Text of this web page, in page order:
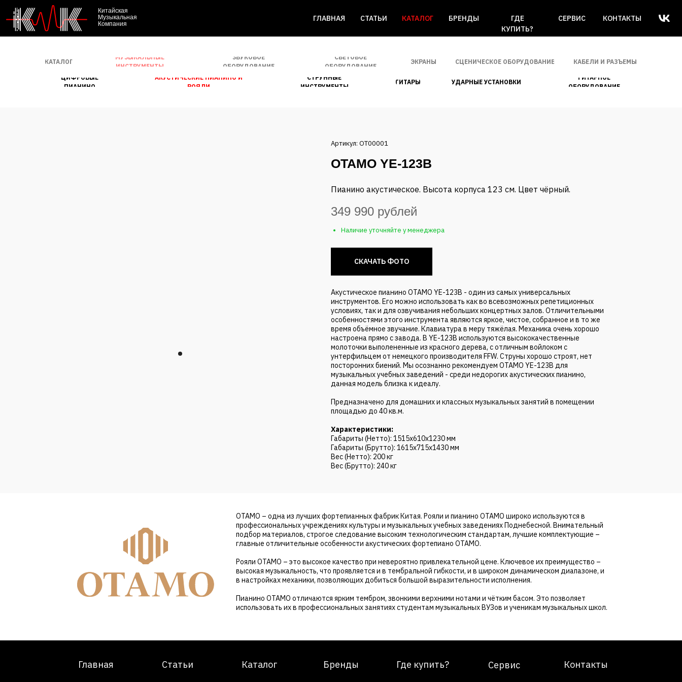
Китайская
Музыкальная
Компания
ГЛАВНАЯ СТАТЬИ КАТАЛОГ БРЕНДЫ СЕРВИС КОНТАКТЫ
ГДЕ
КУПИТЬ?
МУЗЫКАЛЬНЫЕ
ИНСТРУМЕНТЫ
ЗВУКОВОЕ
ОБОРУДОВАНИЕ
СВЕТОВОЕ
ОБОРУДОВАНИЕ
ЭКРАНЫ
КАТАЛОГ СЦЕНИЧЕСКОЕ ОБОРУДОВАНИЕ КАБЕЛИ И РАЗЪЕМЫ
АКУСТИЧЕСКИЕ ПИАНИНО И
РОЯЛИ
СТРУННЫЕ
ИНСТРУМЕНТЫ
ГИТАРЫ УДАРНЫЕ УСТАНОВКИ
ЦИФРОВЫЕ
ПИАНИНО
ГИТАРНОЕ
ОБОРУДОВАНИЕ
OTAMO YE-123B
Пианино акустическое. Высота корпуса 123 см. Цвет чёрный.
349 990 рублей
Акустическое пианино OTAMO YE-123B - один из самых универсальных
инструментов. Его можно использовать как во всевозможных репетиционных
условиях, так и для озвучивания небольших концертных залов. Отличительными
особенностями этого инструмента являются яркое, чистое, собранное и в то же
время объёмное звучание. Клавиатура в меру тяжёлая. Механика очень хорошо
настроена прямо с завода. В YE-123B используются высококачественные
молоточки выполененные из красного дерева, с отличным войлоком с
унтерфильцем от немецкого производителя FFW. Струны хорошо строят, нет
посторонних биений. Мы осознанно рекомендуем OTAMO YE-123B для
музыкальных учебных заведений - среди недорогих акустических пианино,
данная модель близка к идеалу.
Предназначено для домашних и классных музыкальных занятий в помещении
площадью до 40 кв.м.
Характеристики:
Габариты (Нетто): 1515х610х1230 мм
Габариты (Брутто): 1615х715х1430 мм
Вес (Нетто): 200 кг
Вес (Брутто): 240 кг
СКАЧАТЬ ФОТО
Наличие уточняйте у менеджера
Артикул: OT00001
OTAMO – одна из лучших фортепианных фабрик Китая. Рояли и пианино OTAMO широко используются в
профессиональных учреждениях культуры и музыкальных учебных заведениях Поднебесной. Внимательный
подбор материалов, строгое следование высоким технологическим стандартам, лучшие комплектующие –
главные отличительные особенности акустических фортепиано OTAMO.
Рояли OTAMO – это высокое качество при невероятно привлекательной цене. Ключевое их преимущество –
высокая музыкальность, что проявляется и в тембральной гибкости, и в широком динамическом диапазоне, и
в настройках механики, позволяющих добиться большой выразительности исполнения.
Пианино OTAMO отличаются ярким тембром, звонкими верхними нотами и чётким басом. Это позволяет
использовать их в профессиональных занятиях студентам музыкальных ВУЗов и ученикам музыкальных школ.
Контакты
Сервис
Где купить?
Бренды
Каталог
Статьи
Главная